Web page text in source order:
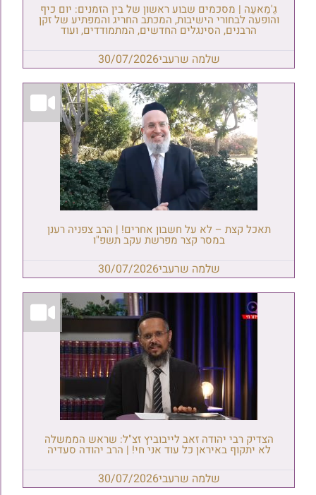
גַ'מַאעַה | מסכמים שבוע ראשון של בין הזמנים: יום כיף
והופעה לבחורי הישיבות, המכתב החריג והמפתיע של זקן
הרבנים, הסינגלים החדשים, המתמודדים, ועוד
שלמה שרעבי30/07/2026
תאכל קצת – לא על חשבון אחרים! | הרב צפניה רענן
במסר קצר מפרשת עקב תשפ"ו
שלמה שרעבי30/07/2026
הצדיק רבי יהודה זאב לייבוביץ זצ"ל: שראש הממשלה
לא יתקוף באיראן כל עוד אני חי! | הרב יהודה סעדיה
שלמה שרעבי30/07/2026